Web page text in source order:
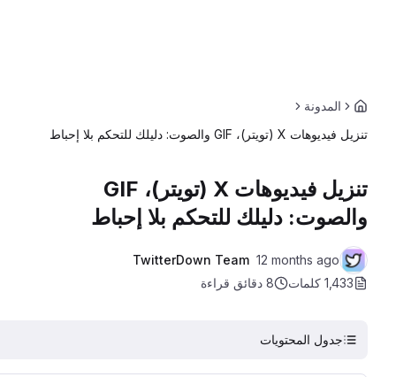
المدونة
تنزيل فيديوهات X (تويتر)، GIF والصوت: دليلك للتحكم بلا إحباط
تنزيل فيديوهات X (تويتر)، GIF
والصوت: دليلك للتحكم بلا إحباط
TwitterDown Team 12 months ago
1,433 كلمات
8 دقائق قراءة
جدول المحتويات